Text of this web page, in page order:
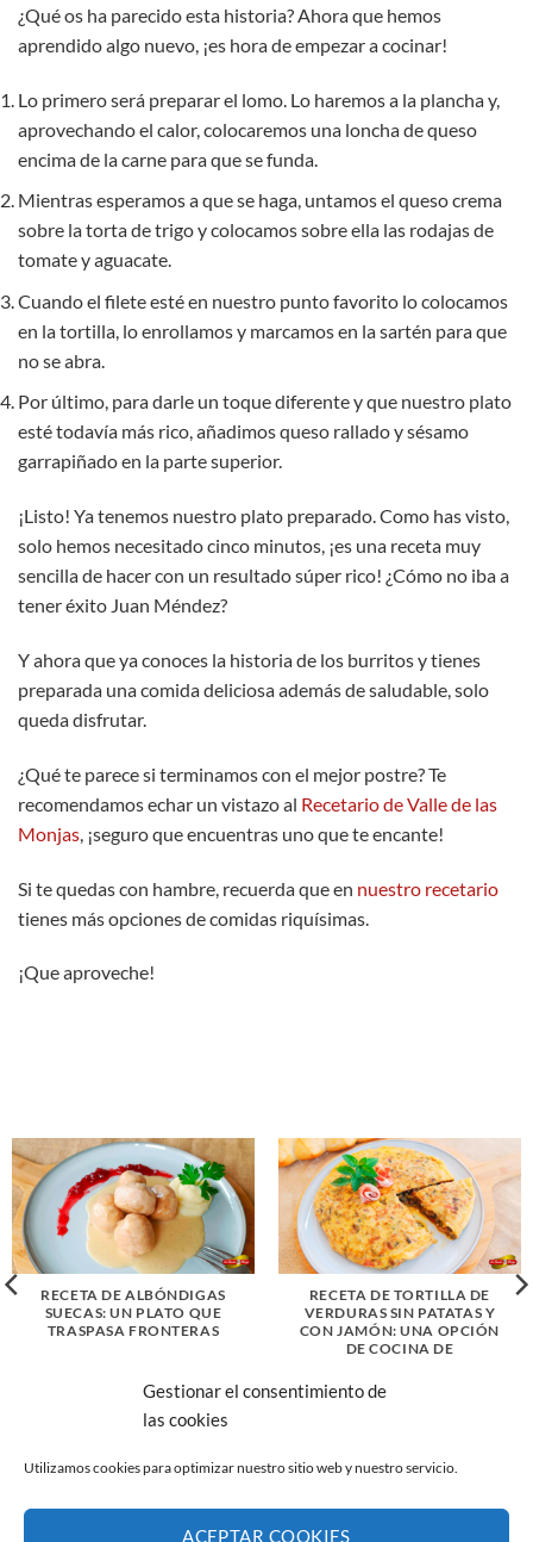
Gestionar el consentimiento de
las cookies
Utilizamos cookies para optimizar nuestro sitio web y nuestro servicio.
ACEPTAR COOKIES
¿Qué os ha parecido esta historia? Ahora que hemos
aprendido algo nuevo, ¡es hora de empezar a cocinar!
Lo primero será preparar el lomo. Lo haremos a la plancha y,
aprovechando el calor, colocaremos una loncha de queso
encima de la carne para que se funda.
Mientras esperamos a que se haga, untamos el queso crema
sobre la torta de trigo y colocamos sobre ella las rodajas de
tomate y aguacate.
Cuando el filete esté en nuestro punto favorito lo colocamos
en la tortilla, lo enrollamos y marcamos en la sartén para que
no se abra.
Por último, para darle un toque diferente y que nuestro plato
esté todavía más rico, añadimos queso rallado y sésamo
garrapiñado en la parte superior.
¡Listo! Ya tenemos nuestro plato preparado. Como has visto,
solo hemos necesitado cinco minutos, ¡es una receta muy
sencilla de hacer con un resultado súper rico! ¿Cómo no iba a
tener éxito Juan Méndez?
Y ahora que ya conoces la historia de los burritos y tienes
preparada una comida deliciosa además de saludable, solo
queda disfrutar.
¿Qué te parece si terminamos con el mejor postre? Te
recomendamos echar un vistazo al Recetario de Valle de las
Monjas , ¡seguro que encuentras uno que te encante!
Si te quedas con hambre, recuerda que en nuestro recetario
tienes más opciones de comidas riquísimas.
¡Que aproveche!
RECETA DE ALBÓNDIGAS
SUECAS: UN PLATO QUE
TRASPASA FRONTERAS
RECETA DE TORTILLA DE
VERDURAS SIN PATATAS Y
CON JAMÓN: UNA OPCIÓN
DE COCINA DE